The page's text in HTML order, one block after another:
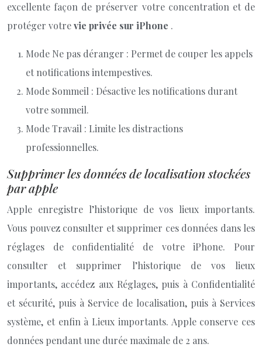
excellente façon de préserver votre concentration et de
protéger votrevie privée sur iPhone .
Mode Ne pas déranger : Permet de couper les appels
et notifications intempestives.
Mode Sommeil : Désactive les notifications durant
votre sommeil.
Mode Travail : Limite les distractions
professionnelles.
Supprimer les données de localisation stockées
par apple
Apple enregistre l’historique de vos lieux importants.
Vous pouvez consulter et supprimer ces données dans les
réglages de confidentialité de votre iPhone. Pour
consulter et supprimer l’historique de vos lieux
importants, accédez aux Réglages, puis à Confidentialité
et sécurité, puis à Service de localisation, puis à Services
système, et enfin à Lieux importants. Apple conserve ces
données pendant une durée maximale de 2 ans.